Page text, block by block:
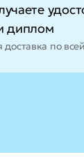
диплом
доставка по